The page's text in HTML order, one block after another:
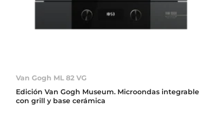
Van Gogh ML 82 VG
Edición Van Gogh Museum. Microondas integrable
con grill y base cerámica